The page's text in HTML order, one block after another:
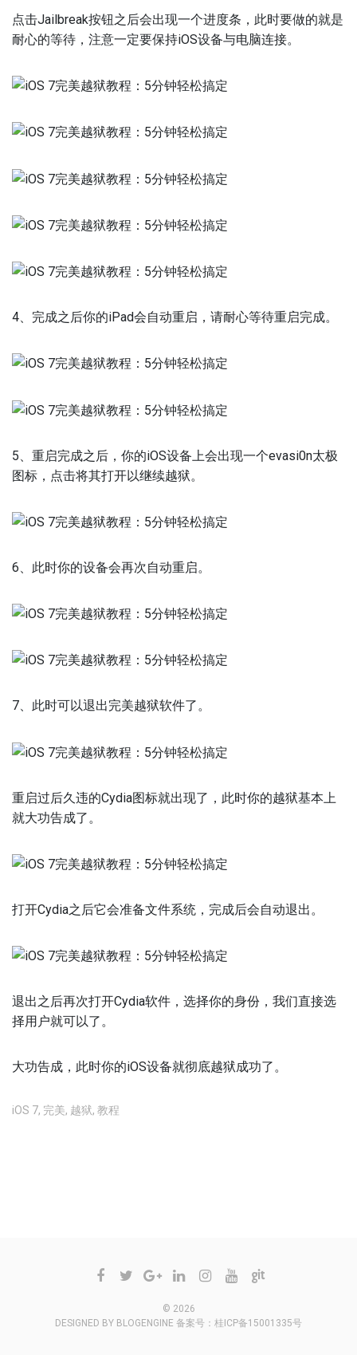
点击Jailbreak按钮之后会出现一个进度条，此时要做的就是
耐心的等待，注意一定要保持iOS设备与电脑连接。
4、完成之后你的iPad会自动重启，请耐心等待重启完成。
5、重启完成之后，你的iOS设备上会出现一个evasi0n太极
图标，点击将其打开以继续越狱。
6、此时你的设备会再次自动重启。
7、此时可以退出完美越狱软件了。
重启过后久违的Cydia图标就出现了，此时你的越狱基本上
就大功告成了。
打开Cydia之后它会准备文件系统，完成后会自动退出。
退出之后再次打开Cydia软件，选择你的身份，我们直接选
择用户就可以了。
大功告成，此时你的iOS设备就彻底越狱成功了。
iOS 7, 完美, 越狱, 教程
© 2026
DESIGNED BY BLOGENGINE 备案号： 桂ICP备15001335号